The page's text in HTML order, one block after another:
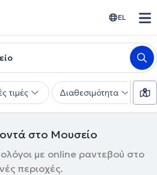
EL
τιμές Διαθεσιμότητα
στο Μουσείο
με online ραντεβού στο
περιοχές.